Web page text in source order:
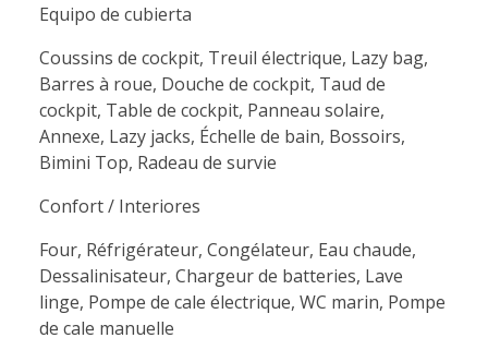
Equipo de cubierta
Coussins de cockpit, Treuil électrique, Lazy bag,
Barres à roue, Douche de cockpit, Taud de
cockpit, Table de cockpit, Panneau solaire,
Annexe, Lazy jacks, Échelle de bain, Bossoirs,
Bimini Top, Radeau de survie
Confort / Interiores
Four, Réfrigérateur, Congélateur, Eau chaude,
Dessalinisateur, Chargeur de batteries, Lave
linge, Pompe de cale électrique, WC marin, Pompe
de cale manuelle